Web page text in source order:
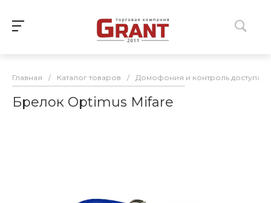
Главная / Каталог товаров / Домофония и контроль доступа
Брелок Optimus Mifare